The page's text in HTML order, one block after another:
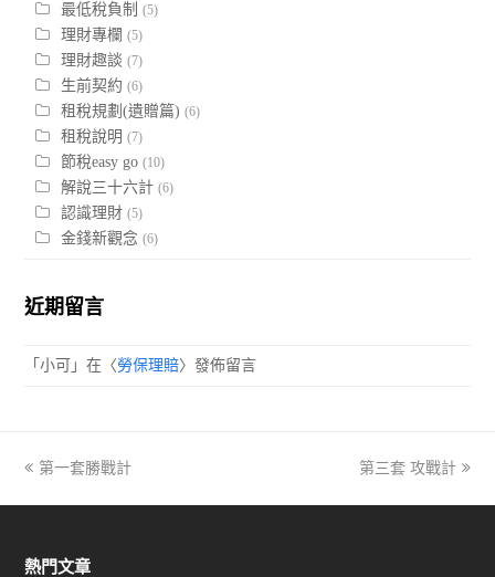
最低稅負制 (5)
理財專欄 (5)
理財趣談 (7)
生前契約 (6)
租稅規劃(遺贈篇) (6)
租稅說明 (7)
節稅easy go (10)
解說三十六計 (6)
認識理財 (5)
金錢新觀念 (6)
近期留言
「小可 」在〈勞保理賠〉發佈留言
previous
第一套勝戰計
next
第三套 攻戰計
熱門文章